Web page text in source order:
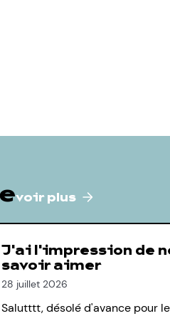
voir plus
J'ai l'impression de
savoir aimer
28 juillet 2026
Salutttt, désolé d'avance pour